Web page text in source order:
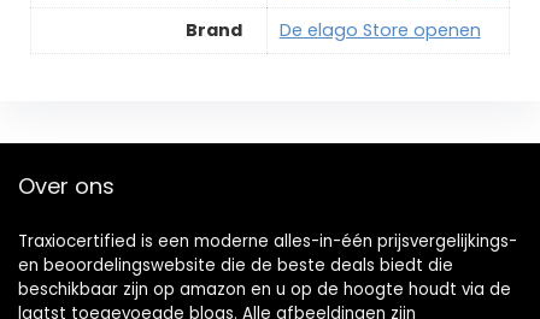
Brand
De elago Store openen
Over ons
Traxiocertified is een moderne alles-in-één prijsvergelijkings-
en beoordelingswebsite die de beste deals biedt die
beschikbaar zijn op amazon en u op de hoogte houdt via de
laatst toegevoegde blogs. Alle afbeeldingen zijn